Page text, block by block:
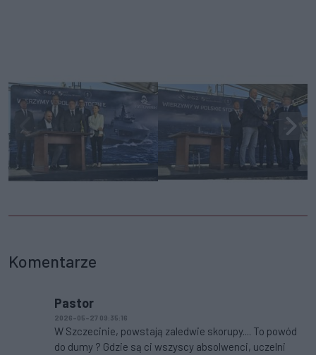
Komentarze
Pastor
2026-05-27 09:35:16
W Szczecinie, powstają zaledwie skorupy.... To powód
do dumy ? Gdzie są ci wszyscy absolwenci, uczelni